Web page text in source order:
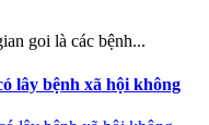
goi là các bệnh...
lây bệnh xã hội không